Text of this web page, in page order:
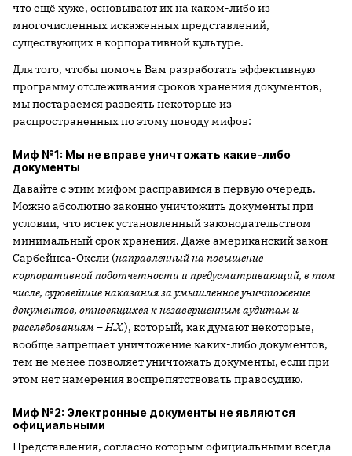
что ещё хуже, основывают их на каком-либо из
многочисленных искаженных представлений,
существующих в корпоративной культуре.
Для того, чтобы помочь Вам разработать эффективную
программу отслеживания сроков хранения документов,
мы постараемся развеять некоторые из
распространенных по этому поводу мифов:
Миф №1: Мы не вправе уничтожать какие-либо
документы
Давайте с этим мифом расправимся в первую очередь.
Можно абсолютно законно уничтожить документы при
условии, что истек установленный законодательством
минимальный срок хранения. Даже американский закон
Сарбейнса-Оксли (направленный на повышение
корпоративной подотчетности и предусматривающий, в том
числе, суровейшие наказания за умышленное уничтожение
документов, относящихся к незавершенным аудитам и
расследованиям – Н.Х.), который, как думают некоторые,
вообще запрещает уничтожение каких-либо документов,
тем не менее позволяет уничтожать документы, если при
этом нет намерения воспрепятствовать правосудию.
Миф №2: Электронные документы не являются
официальными
Представления, согласно которым официальными всегда